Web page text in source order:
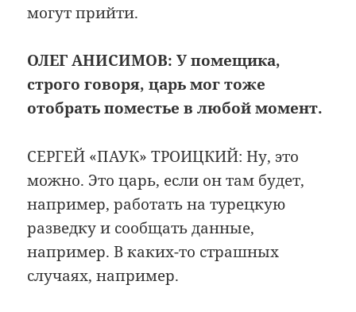
могут прийти.
ОЛЕГ АНИСИМОВ: У помещика,
строго говоря, царь мог тоже
отобрать поместье в любой момент.
СЕРГЕЙ «ПАУК» ТРОИЦКИЙ: Ну, это
можно. Это царь, если он там будет,
например, работать на турецкую
разведку и сообщать данные,
например. В каких-то страшных
случаях, например.